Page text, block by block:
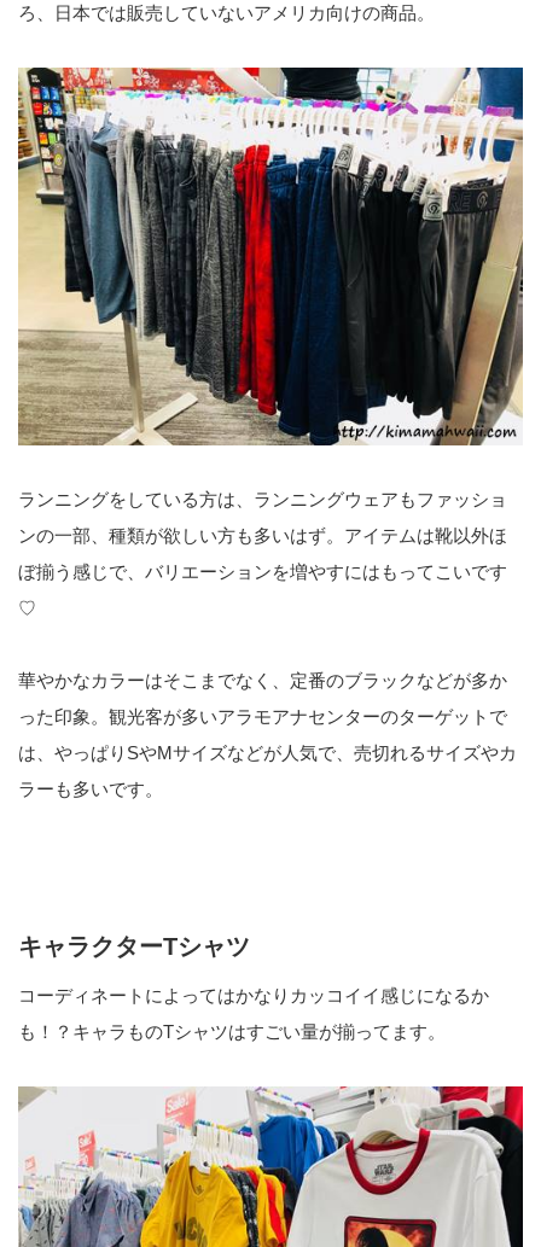
ろ、日本では販売していないアメリカ向けの商品。
ランニングをしている方は、ランニングウェアもファッショ
ンの一部、種類が欲しい方も多いはず。アイテムは靴以外ほ
ぼ揃う感じで、バリエーションを増やすにはもってこいです
♡
華やかなカラーはそこまでなく、定番のブラックなどが多か
った印象。観光客が多いアラモアナセンターのターゲットで
は、やっぱりSやMサイズなどが人気で、売切れるサイズやカ
ラーも多いです。
キャラクターTシャツ
コーディネートによってはかなりカッコイイ感じになるか
も！？キャラものTシャツはすごい量が揃ってます。